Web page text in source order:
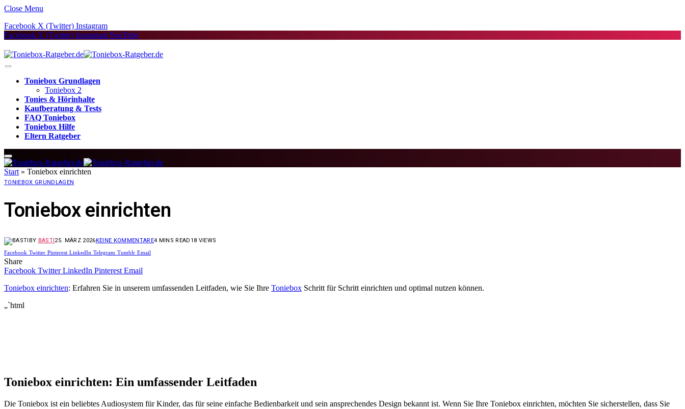
Close Menu
Facebook X (Twitter) Instagram
Facebook X (Twitter) InstagramYouTube
Toniebox Grundlagen
Toniebox 2
Tonies & Hörinhalte
Kaufberatung & Tests
FAQ Toniebox
Toniebox Hilfe
Eltern Ratgeber
Start » Toniebox einrichten
TONIEBOX GRUNDLAGEN
Toniebox einrichten
BY BASTI25. MÄRZ 2026KEINE KOMMENTARE4 MINS READ 18 VIEWS
Facebook Twitter Pinterest LinkedIn Telegram Tumblr Email
Share
Facebook Twitter LinkedIn Pinterest Email
Toniebox einrichten: Erfahren Sie in unserem umfassenden Leitfaden, wie Sie Ihre Toniebox Schritt für Schritt einrichten und optimal nutzen können.
„`html
Toniebox einrichten: Ein umfassender Leitfaden
Die Toniebox ist ein beliebtes Audiosystem für Kinder, das für seine einfache Bedienbarkeit und sein ansprechendes Design bekannt ist. Wenn Sie Ihre Toniebox einrichten, möchten Sie sicherstellen, dass Sie